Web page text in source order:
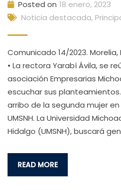
Posted on 18 enero, 2023
Noticia destacada,
Comunicado 14/2023. Morelia,
• La rectora Yarabí Ávila, se
asociación Empresarias
escuchar sus
arribo de la segunda mujer
UMSNH. La Universidad
Hidalgo (UMSNH), buscará
READ MORE